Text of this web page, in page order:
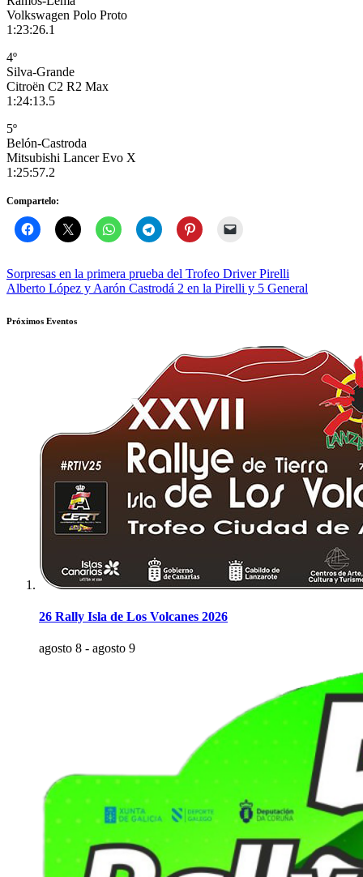
Volkswagen Polo Proto
1:23:26.1
4º
Silva-Grande
Citroën C2 R2 Max
1:24:13.5
5º
Belón-Castroda
Mitsubishi Lancer Evo X
1:25:57.2
Compartelo:
Navegación
de
entradas
Sorpresas en la primera prueba del Trofeo Driver Pirelli
Alberto López y Aarón Castrodá 2 en la Pirelli y 5 General
Próximos Eventos
26 Rally Isla de Los Volcanes 2026
agosto 8 - agosto 9